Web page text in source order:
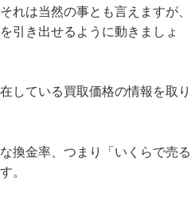
れは当然の事とも言えますが、
引き出せるように動きましょ
している買取価格の情報を取り
換金率、つまり「いくらで売る
。